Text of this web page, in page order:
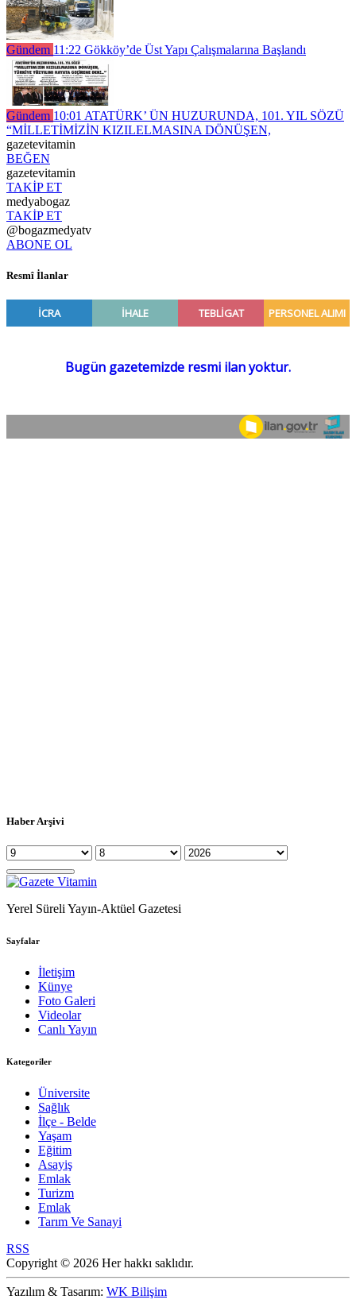
Gündem 11:22 Gökköy’de Üst Yapı Çalışmalarına Başlandı
Gündem 10:01 ATATÜRK’ ÜN HUZURUNDA, 101. YIL SÖZÜ
“MİLLETİMİZİN KIZILELMASINA DÖNÜŞEN,
gazetevitamin
BEĞEN
gazetevitamin
TAKİP ET
medyabogaz
TAKİP ET
@bogazmedyatv
ABONE OL
Resmî İlanlar
Haber Arşivi
Yerel Süreli Yayın-Aktüel Gazetesi
Sayfalar
İletişim
Künye
Foto Galeri
Videolar
Canlı Yayın
Kategoriler
Üniversite
Sağlık
İlçe - Belde
Yaşam
Eğitim
Asayiş
Emlak
Turizm
Emlak
Tarım Ve Sanayi
RSS
Copyright © 2026 Her hakkı saklıdır.
Yazılım & Tasarım: WK Bilişim